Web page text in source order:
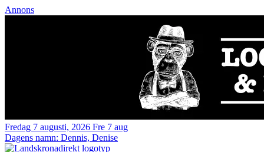
Annons
Fredag 7 augusti, 2026 Fre 7 aug
Dagens namn: Dennis, Denise